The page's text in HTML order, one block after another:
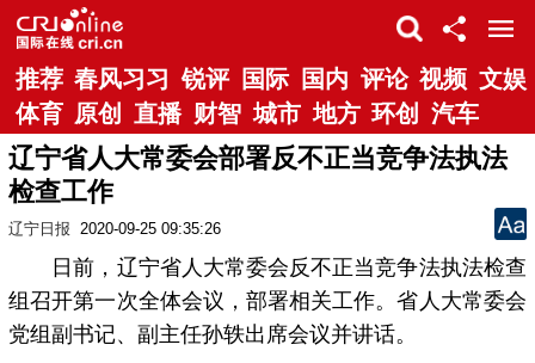
推荐 春风习习 锐评 国际 国内 评论 视频 文娱
体育 原创 直播 财智 城市 地方 环创 汽车
辽宁省人大常委会部署反不正当竞争法执法
检查工作
辽宁日报 2020-09-25 09:35:26
日前，辽宁省人大常委会反不正当竞争法执法检查
组召开第一次全体会议，部署相关工作。省人大常委会
党组副书记、副主任孙轶出席会议并讲话。